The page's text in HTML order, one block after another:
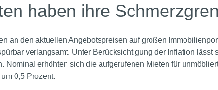
haben ihre
an den aktuellen Angebotspreisen auf großen
verlangsamt. Unter Berücksichtigung der Inflation lässt
Nominal erhöhten sich die aufgerufenen Mieten für
0,5 Prozent.